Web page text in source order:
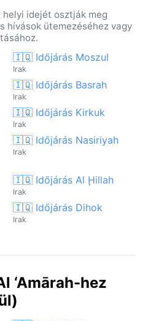
helyi idejét osztják meg
hívások ütemezéséhez vagy
🇮🇶 Időjárás Moszul
Irak
🇮🇶 Időjárás Basrah
Irak
🇮🇶 Időjárás Kirkuk
Irak
🇮🇶 Időjárás Nasiriyah
Irak
🇮🇶 Időjárás Al Ḩillah
Irak
🇮🇶 Időjárás Dihok
Irak
‘Amārah-hez